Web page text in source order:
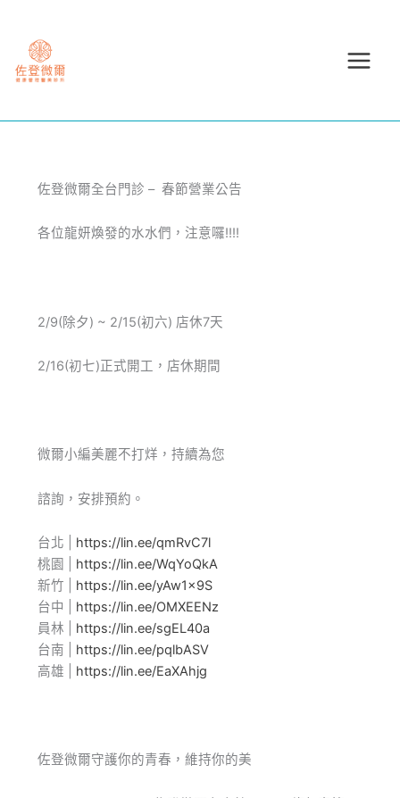
容
佐登微爾全台門診 – 春節營業公告
各位龍妍煥發的水水們，注意囉!!!!
2/9(除夕) ~ 2/15(初六) 店休7天
2/16(初七)正式開工，店休期間
微爾小編美麗不打烊，持續為您
諮詢，安排預約。
台北 | https://lin.ee/qmRvC7l
桃園 | https://lin.ee/WqYoQkA
新竹 | https://lin.ee/yAw1x9S
台中 | https://lin.ee/OMXEENz
員林 | https://lin.ee/sgEL40a
台南 | https://lin.ee/pqlbASV
高雄 | https://lin.ee/EaXAhjg
佐登微爾守護你的青春，維持你的美